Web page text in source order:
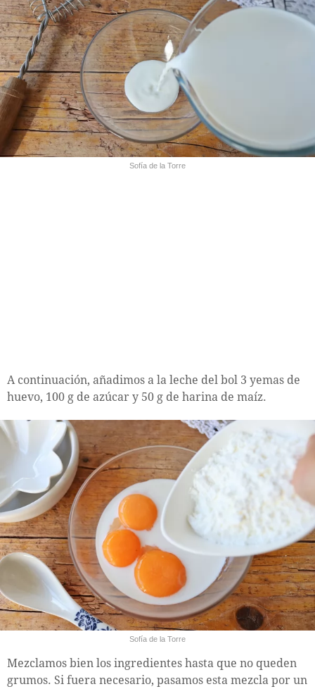
Sofía de la Torre
A continuación, añadimos a la leche del bol 3 yemas de
huevo, 100 g de azúcar y 50 g de harina de maíz.
Sofía de la Torre
Mezclamos bien los ingredientes hasta que no queden
grumos. Si fuera necesario, pasamos esta mezcla por un